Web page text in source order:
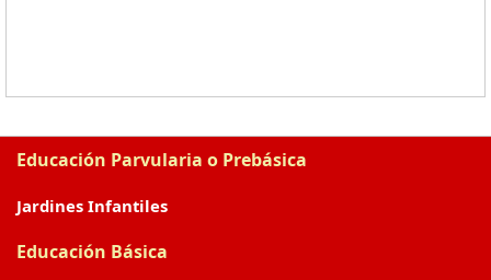
Educación Parvularia o Prebásica
Jardines Infantiles
Educación Básica